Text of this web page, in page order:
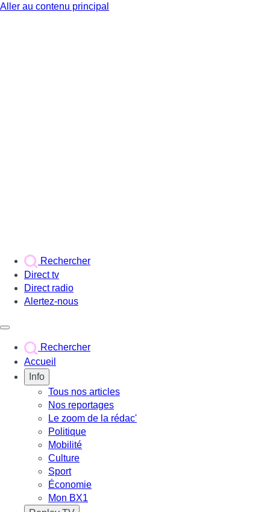
Aller au contenu principal
Rechercher
Direct tv
Direct radio
Alertez-nous
Rechercher
Accueil
Info
Tous nos articles
Nos reportages
Le zoom de la rédac'
Politique
Mobilité
Culture
Sport
Économie
Mon BX1